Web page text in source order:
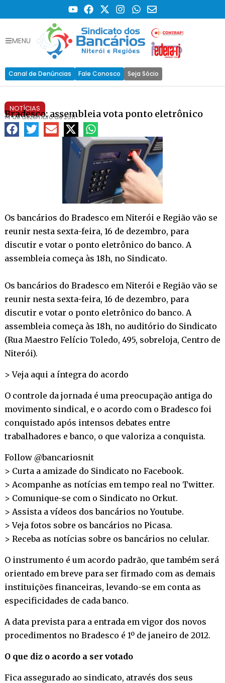
MENU
Canal de Denúncias Fale Conosco Seja Sócio
NOTÍCIAS
Bradesco: assembleia vota ponto eletrônico
14 de dezembro de 2011
Os bancários do Bradesco em Niterói e Região vão se
reunir nesta sexta-feira, 16 de dezembro, para
discutir e votar o ponto eletrônico do banco. A
assembleia começa às 18h, no Sindicato.
Os bancários do Bradesco em Niterói e Região vão se
reunir nesta sexta-feira, 16 de dezembro, para
discutir e votar o ponto eletrônico do banco. A
assembleia começa às 18h, no auditório do Sindicato
(Rua Maestro Felício Toledo, 495, sobreloja, Centro de
Niterói).
>Veja aqui a íntegra do acordo
O controle da jornada é uma preocupação antiga do
movimento sindical, e o acordo com o Bradesco foi
conquistado após intensos debates entre
trabalhadores e banco, o que valoriza a conquista.
Follow @bancariosnit
> Curta a amizade do Sindicato no Facebook.
> Acompanhe as notícias em tempo real no Twitter.
> Comunique-se com o Sindicato no Orkut.
> Assista a vídeos dos bancários noYoutube.
> Veja fotos sobre os bancários no Picasa.
> Receba as notícias sobre os bancários no celular.
O instrumento é um acordo padrão, que também será
orientado em breve para ser firmado com as demais
instituições financeiras, levando-se em conta as
especificidades de cada banco.
A data prevista para a entrada em vigor dos novos
procedimentos no Bradesco é 1º de janeiro de 2012.
O que diz o acordo a ser votado
Fica assegurado ao sindicato, através dos seus